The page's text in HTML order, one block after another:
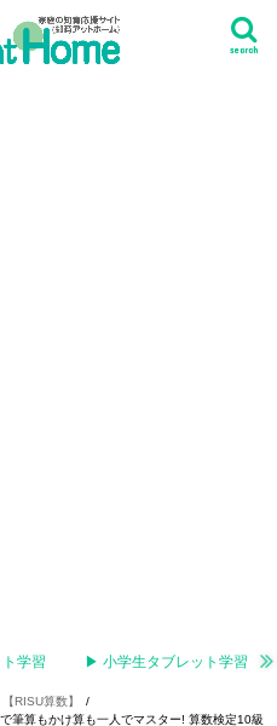
search
学習 ▶︎ 小学生タブレット学習
【RISU算数】
筆算もかけ算も一人でマスター! 算数検定10級